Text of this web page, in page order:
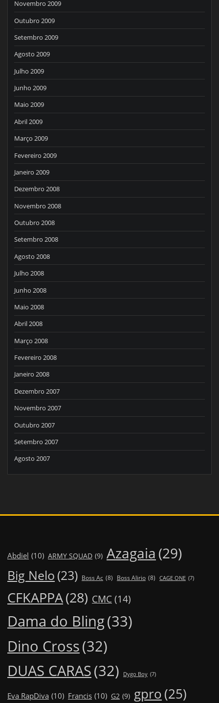
Novembro 2009
Outubro 2009
Setembro 2009
Agosto 2009
Julho 2009
Junho 2009
Maio 2009
Abril 2009
Março 2009
Fevereiro 2009
Janeiro 2009
Dezembro 2008
Novembro 2008
Outubro 2008
Setembro 2008
Agosto 2008
Julho 2008
Junho 2008
Maio 2008
Abril 2008
Março 2008
Fevereiro 2008
Janeiro 2008
Dezembro 2007
Novembro 2007
Outubro 2007
Setembro 2007
Agosto 2007
Abdiel (10) ARMY SQUAD (9) Azagaia (29)
Big Nelo (23) Boss Ac (8) Boss Alirio (8) CAGE ONE (7)
CFKAPPA(28) CMC (14)
Dama do Bling(33)
Dino Cross(32)
DUAS CARAS(32) Dygo Boy (7)
Eva RapDiva (10) Francis (10) G2 (9) gpro(25)